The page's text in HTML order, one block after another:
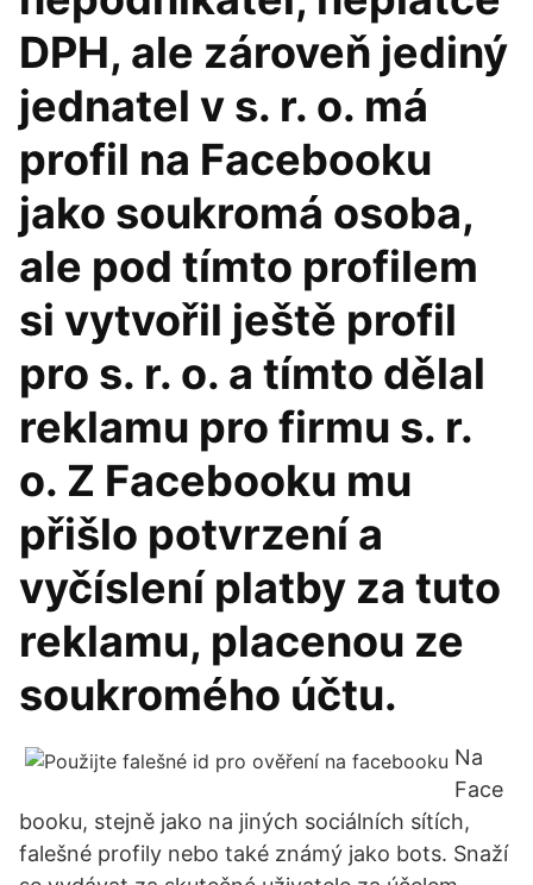
DPH, ale zároveň jediný
jednatel v s. r. o. má
profil na Facebooku
jako soukromá osoba,
ale pod tímto profilem
si vytvořil ještě profil
pro s. r. o. a tímto dělal
reklamu pro firmu s. r.
o. Z Facebooku mu
přišlo potvrzení a
vyčíslení platby za tuto
reklamu, placenou ze
soukromého účtu.
Na
Face
booku, stejně jako na jiných sociálních sítích,
falešné profily nebo také známý jako bots. Snaží